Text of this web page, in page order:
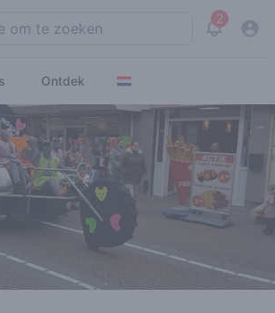
2
View
Ontdek